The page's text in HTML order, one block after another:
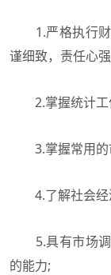
1.严格执行财
谨细致，责任心
2.掌握统计工
3.掌握常用的
4.了解社会经
5.具有市场调
的能力;